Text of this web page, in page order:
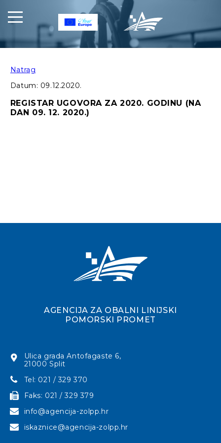
Natrag
Datum: 09.12.2020.
REGISTAR UGOVORA ZA 2020. GODINU (NA
DAN 09. 12. 2020.)
AGENCIJA ZA OBALNI LINIJSKI
POMORSKI PROMET
Ulica grada Antofagaste 6,
21000 Split
Tel: 021 / 329 370
Faks: 021 / 329 379
info@agencija-zolpp.hr
iskaznice@agencija-zolpp.hr